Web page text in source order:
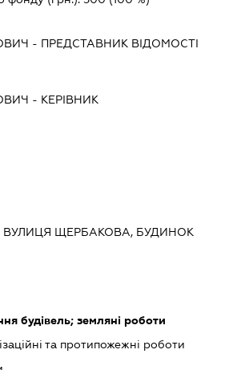
- ПРЕДСТАВНИК ВІДОМОСТІ
- КЕРІВНИК
ВУЛИЦЯ ЩЕРБАКОВА, БУДИНОК
будівель; земляні роботи
та протипожежні роботи